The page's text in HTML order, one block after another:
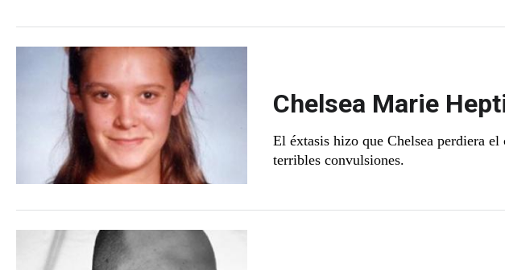
Chelsea Marie
El éxtasis hizo que Chelsea perdiera
terribles convulsiones.